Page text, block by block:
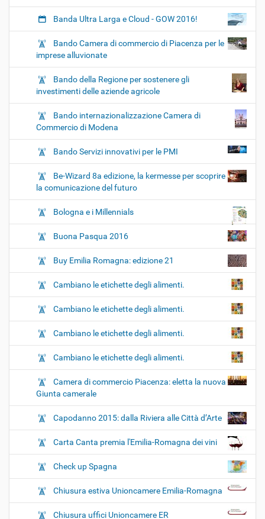
Banda Ultra Larga e Cloud - GOW 2016!
Bando Camera di commercio di Piacenza per le
imprese alluvionate
Bando della Regione per sostenere gli
investimenti delle aziende agricole
Bando internazionalizzazione Camera di
Commercio di Modena
Bando Servizi innovativi per le PMI
Be-Wizard 8a edizione, la kermesse per scoprire
la comunicazione del futuro
Bologna e i Millennials
Buona Pasqua 2016
Buy Emilia Romagna: edizione 21
Cambiano le etichette degli alimenti.
Cambiano le etichette degli alimenti.
Cambiano le etichette degli alimenti.
Cambiano le etichette degli alimenti.
Camera di commercio Piacenza: eletta la nuova
Giunta camerale
Capodanno 2015: dalla Riviera alle Città d’Arte
Carta Canta premia l'Emilia-Romagna dei vini
Check up Spagna
Chiusura estiva Unioncamere Emilia-Romagna
Chiusura uffici Unioncamere ER